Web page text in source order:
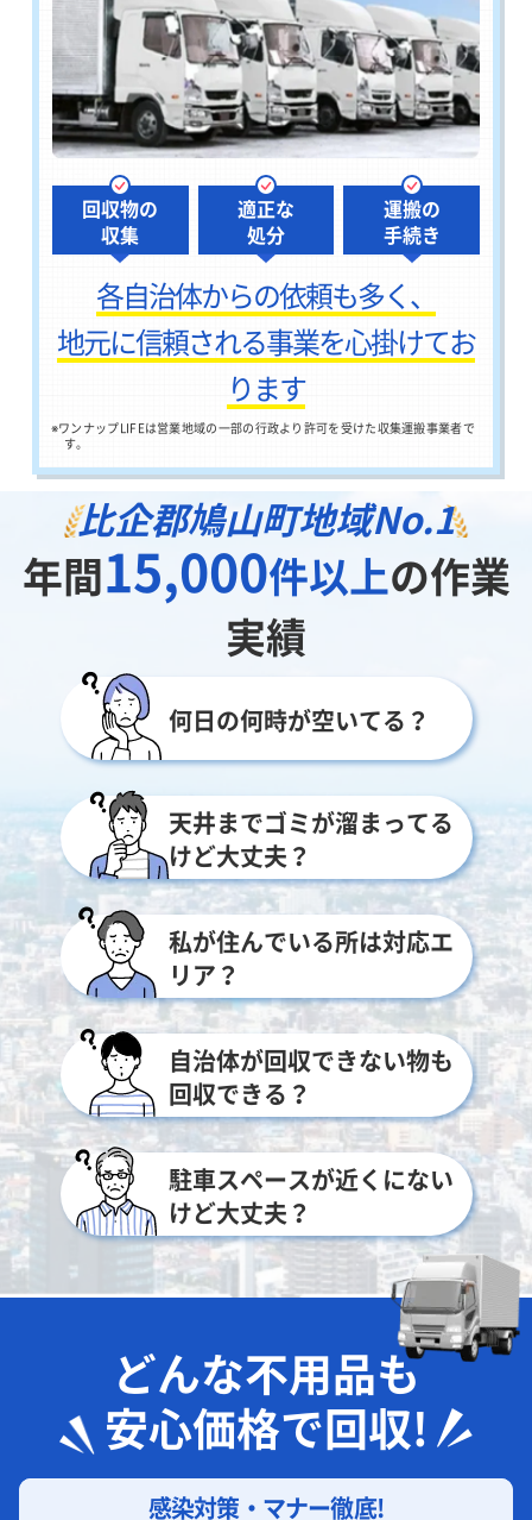
回収物の
収集
適正な
処分
運搬の
手続き
各自治体からの依頼も多く、
地元に信頼される事業を心掛けてお
ります
※ワンナップLIFEは営業地域の一部の行政より許可を受けた収集運搬事業者で
す。
比企郡鳩山町地域No.1
年間15,000件以上の作業
実績
何日の何時が空いてる？
天井までゴミが溜まってる
けど大丈夫？
私が住んでいる所は対応エ
リア？
自治体が回収できない物も
回収できる？
駐車スペースが近くにない
けど大丈夫？
どんな不用品も
安心価格で回収!
感染対策・マナー徹底!